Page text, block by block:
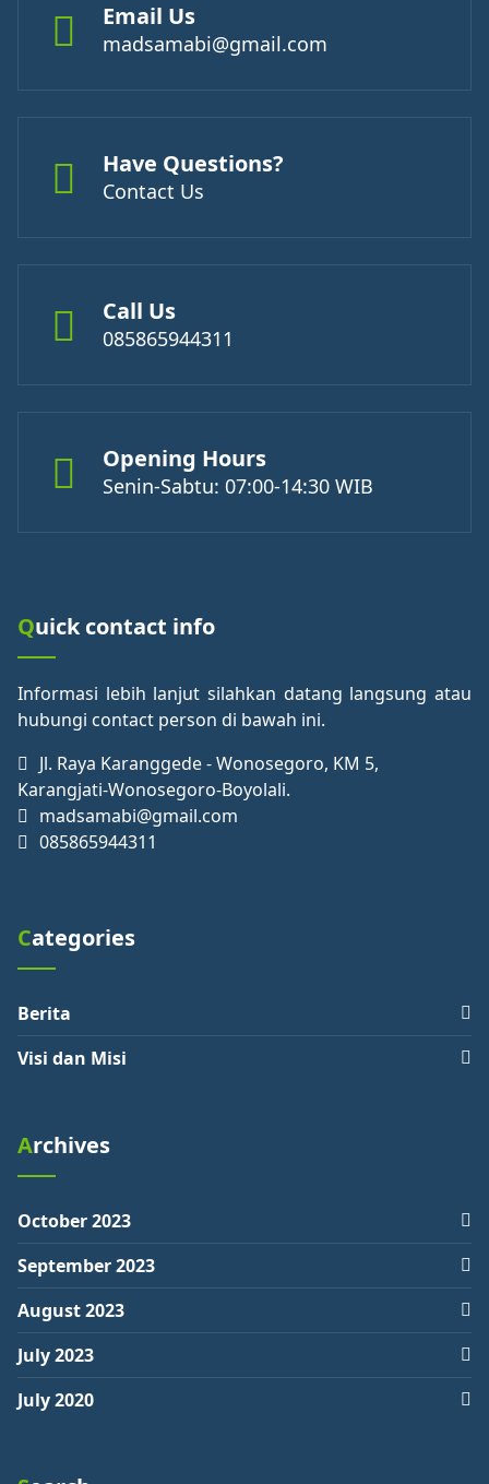
Email Us
madsamabi@gmail.com
Have Questions?
Contact Us
Call Us
085865944311
Opening Hours
Senin-Sabtu: 07:00-14:30 WIB
Quick contact info
Informasi lebih lanjut silahkan datang langsung atau
hubungi contact person di bawah ini.
Jl. Raya Karanggede - Wonosegoro, KM 5,
Karangjati-Wonosegoro-Boyolali.
madsamabi@gmail.com
085865944311
Categories
Berita
Visi dan Misi
Archives
October 2023
September 2023
August 2023
July 2023
July 2020